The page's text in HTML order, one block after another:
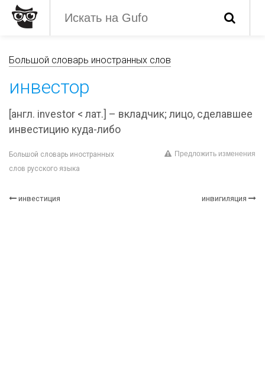
Большой словарь иностранных слов
инвестор
[англ. investor < лат.] – вкладчик; лицо, сделавшее
инвестицию куда-либо
Большой словарь иностранных
слов русского языка
Предложить изменения
инвестиция инвигиляция